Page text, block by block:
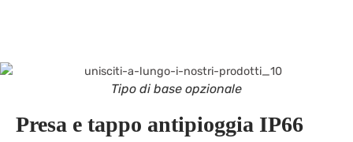
Tipo di base opzionale
Presa e tappo antipioggia IP66